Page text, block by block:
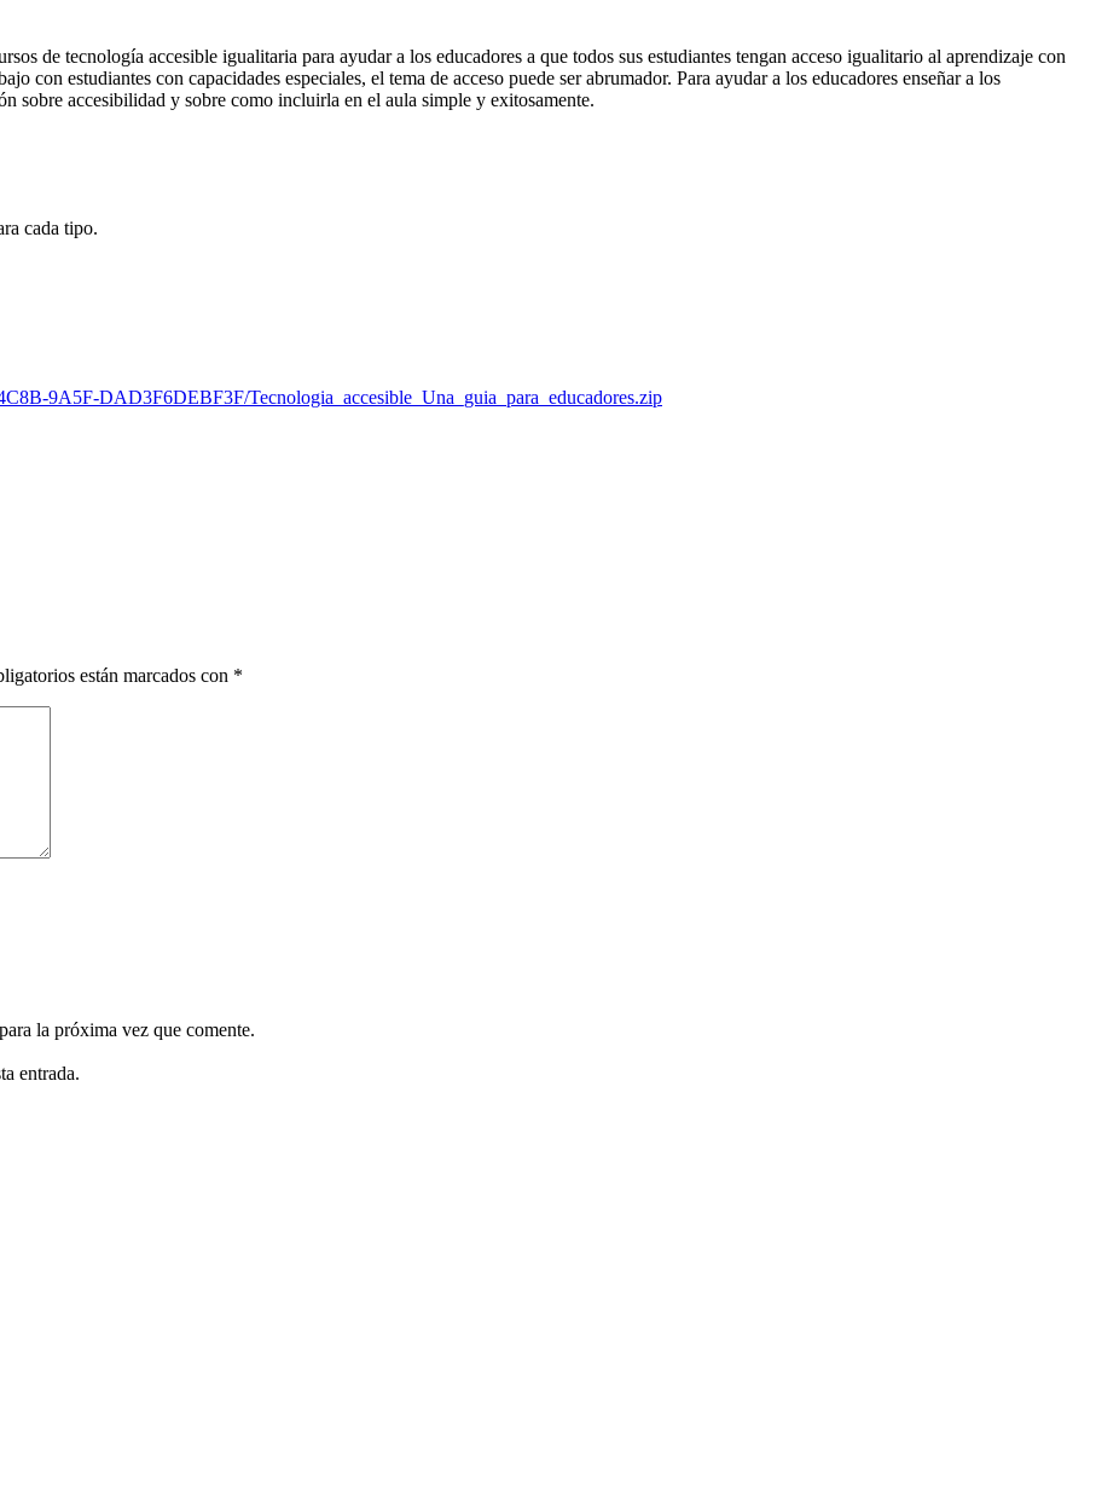
de tecnología accesible igualitaria para ayudar a los educadores a que todos sus estudiantes tengan acceso igualitario al aprendizaje con
con estudiantes con capacidades especiales, el tema de acceso puede ser abrumador. Para ayudar a los educadores enseñar a los
sobre accesibilidad y sobre como incluirla en el aula simple y exitosamente.
cada tipo.
9A5F-DAD3F6DEBF3F/Tecnologia_accesible_Una_guia_para_educadores.zip
están marcados con *
la próxima vez que comente.
entrada.